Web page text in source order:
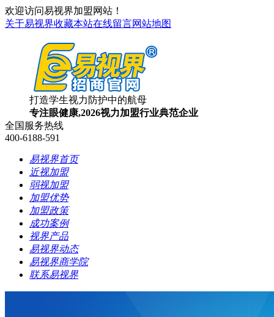
欢迎访问易视界加盟网站！
关于易视界收藏本站在线留言网站地图
打造学生视力防护中的航母
专注眼健康,2026视力加盟行业典范企业
全国服务热线
400-6188-591
易视界首页
近视加盟
弱视加盟
加盟优势
加盟政策
成功案例
视界产品
易视界动态
易视界商学院
联系易视界